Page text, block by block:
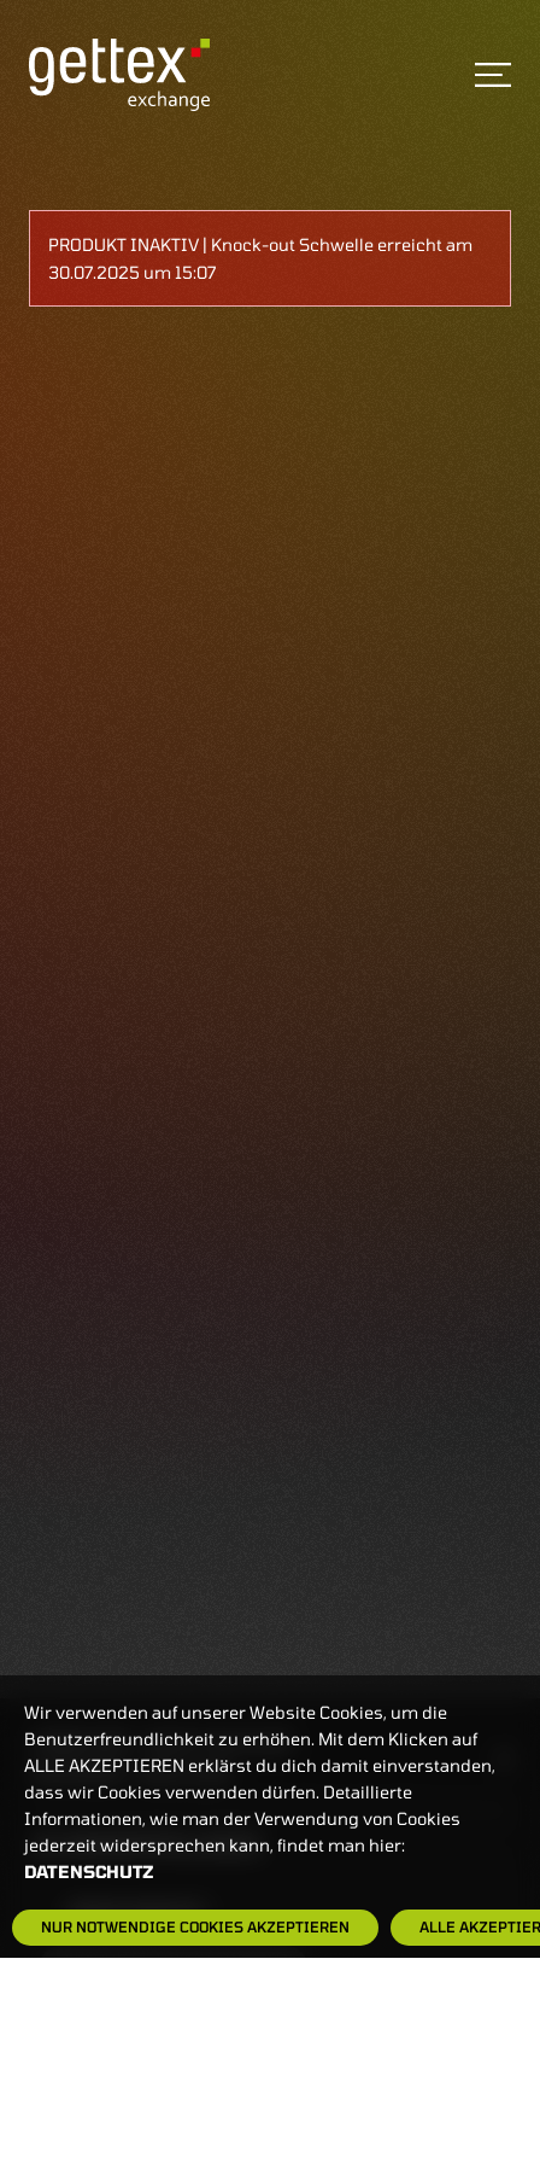
PRODUKT INAKTIV | Knock-out Schwelle erreicht am
30.07.2025 um 15:07
BANKEINSTELLUNGEN
HÄUFIG GESUCHT:
HANDELSZEIT
MO-FR: 7:30-23 UHR
ZERTIFIKATE
8:00-22 UHR
Wir verwenden auf unserer Website Cookies, um die
Benutzerfreundlichkeit zu erhöhen. Mit dem Klicken auf
ALLE AKZEPTIEREN erklärst du dich damit einverstanden,
dass wir Cookies verwenden dürfen. Detaillierte
Informationen, wie man der Verwendung von Cookies
jederzeit widersprechen kann, findet man hier:
DATENSCHUTZ
NUR NOTWENDIGE COOKIES AKZEPTIEREN ALLE